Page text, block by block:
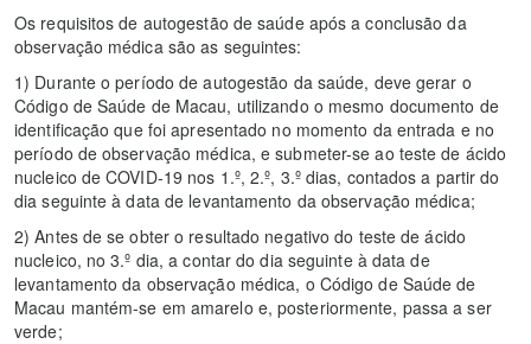
Os requisitos de autogestão de saúde após a conclusão da
observação médica são as seguintes:
1) Durante o período de autogestão da saúde, deve gerar o
Código de Saúde de Macau, utilizando o mesmo documento de
identificação que foi apresentado no momento da entrada e no
período de observação médica, e submeter-se ao teste de ácido
nucleico de COVID-19 nos 1.º, 2.º, 3.º dias, contados a partir do
dia seguinte à data de levantamento da observação médica;
2) Antes de se obter o resultado negativo do teste de ácido
nucleico, no 3.º dia, a contar do dia seguinte à data de
levantamento da observação médica, o Código de Saúde de
Macau mantém-se em amarelo e, posteriormente, passa a ser
verde;